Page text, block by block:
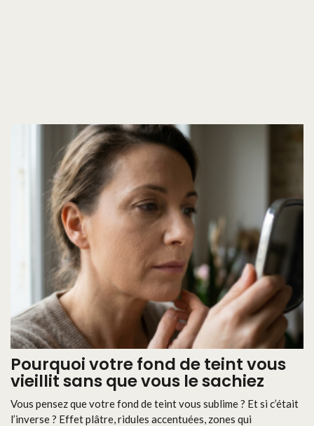
Pourquoi votre fond de teint vous
vieillit sans que vous le sachiez
Vous pensez que votre fond de teint vous sublime ? Et si c’était
l’inverse ? Effet plâtre, ridules accentuées, zones qui